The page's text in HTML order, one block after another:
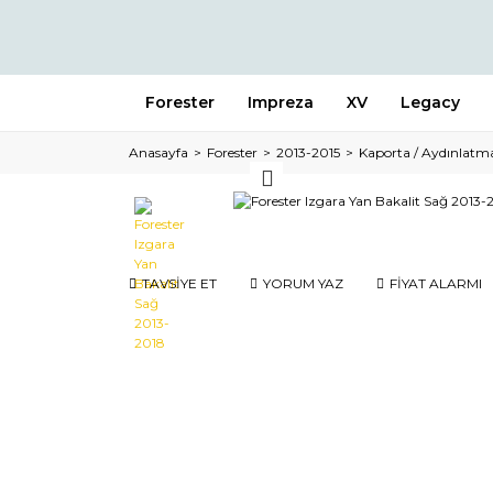
Forester Impreza XV Legacy
Anasayfa Forester 2013-2015 Kaporta /
TAVSİYE ET YORUM YAZ FİYAT ALARMI